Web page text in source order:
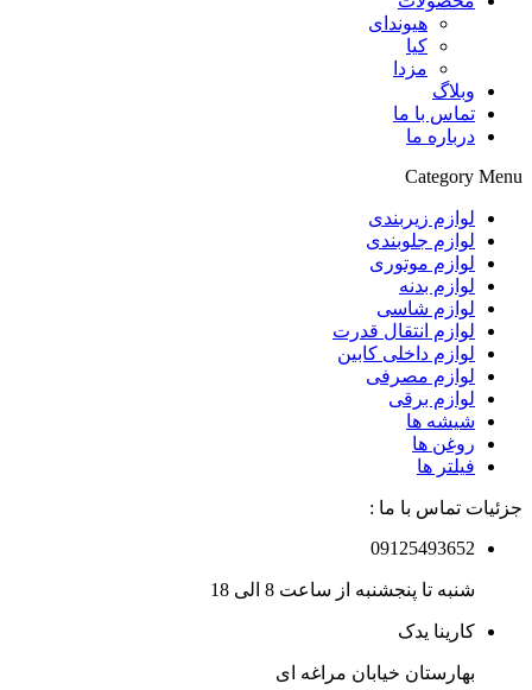
هیوندای
کیا
مزدا
وبلاگ
تماس با ما
درباره ما
Category Menu
لوازم زیربندی
لوازم جلوبندی
لوازم موتوری
لوازم بدنه
لوازم شاسی
لوازم انتقال قدرت
لوازم داخلی کابین
لوازم مصرفی
لوازم برقی
شیشه ها
روغن ها
فیلتر ها
جزئیات تماس با ما :
09125493652
شنبه تا پنجشنبه از ساعت 8 الی 18
کارینا یدک
بهارستان خیابان مراغه ای